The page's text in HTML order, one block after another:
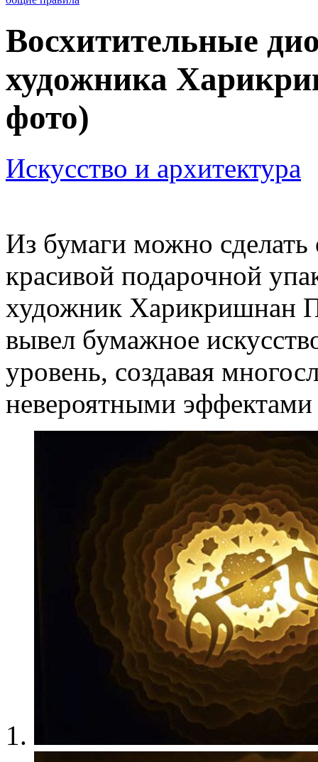
Восхитительные
художника
фото)
Искусство и архитектура
Из бумаги можно
красивой подарочной
художник Харикришнан
вывел бумажное
уровень, создавая
невероятными